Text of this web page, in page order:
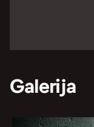
Galerija